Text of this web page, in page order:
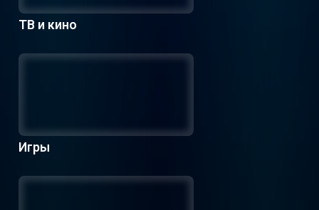
ТВ и кино
Игры